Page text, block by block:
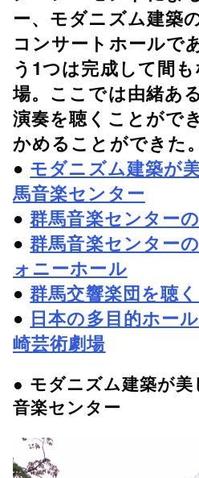
ー、モダニズム建築
コンサートホールで
う1つは完成して間
場。ここでは由緒あ
演奏を聴くことがで
かめることができた。
● モダニズム建築が
馬音楽センター
●群馬音楽センター
●群馬音楽センター
ォニーホール
●群馬交響楽団を聴
● 日本の多目的ホー
崎芸術劇場
● モダニズム建築が
音楽センター